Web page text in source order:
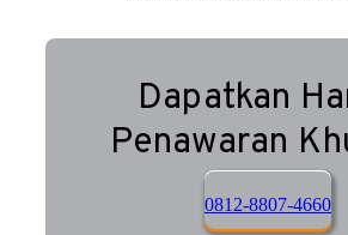
Dapatkan
Penawaran
0812-8807-4660